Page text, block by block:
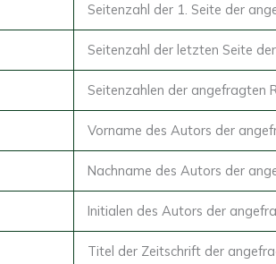
Seitenzahl der 1. Seite der
Seitenzahl der letzten Seite
Seitenzahlen der angefragten
Vorname des Autors der
Nachname des Autors der
Initialen des Autors der
Titel der Zeitschrift der